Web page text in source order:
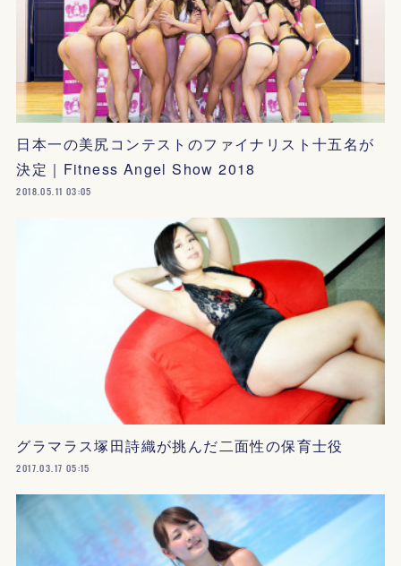
日本一の美尻コンテストのファイナリスト十五名が
決定｜Fitness Angel Show 2018
2018.05.11 03:05
グラマラス塚田詩織が挑んだ二面性の保育士役
2017.03.17 05:15